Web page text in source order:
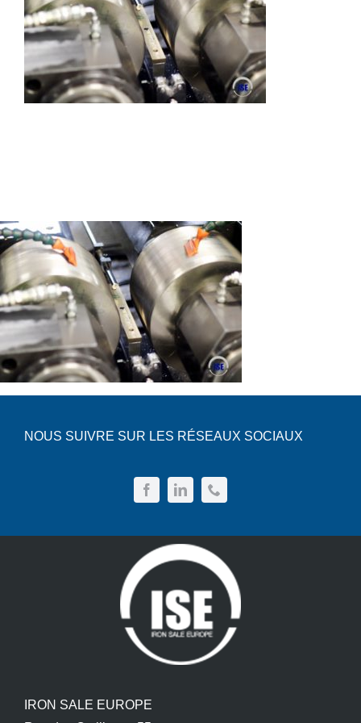
Autres produits
Boulonnerie spéciale
Français
Nederlands
NOUS SUIVRE SUR LES RÉSEAUX SOCIAUX
IRON SALE EUROPE